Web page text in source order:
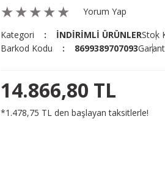
Yorum Yap
Kategori
İNDİRİMLİ ÜRÜNLERStok
Barkod Kodu
8699389707093
14.866,80 TL
*1.478,75 TL den başlayan taksitlerle!